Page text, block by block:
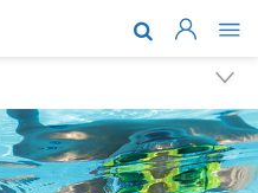
Nosotros
Soporte